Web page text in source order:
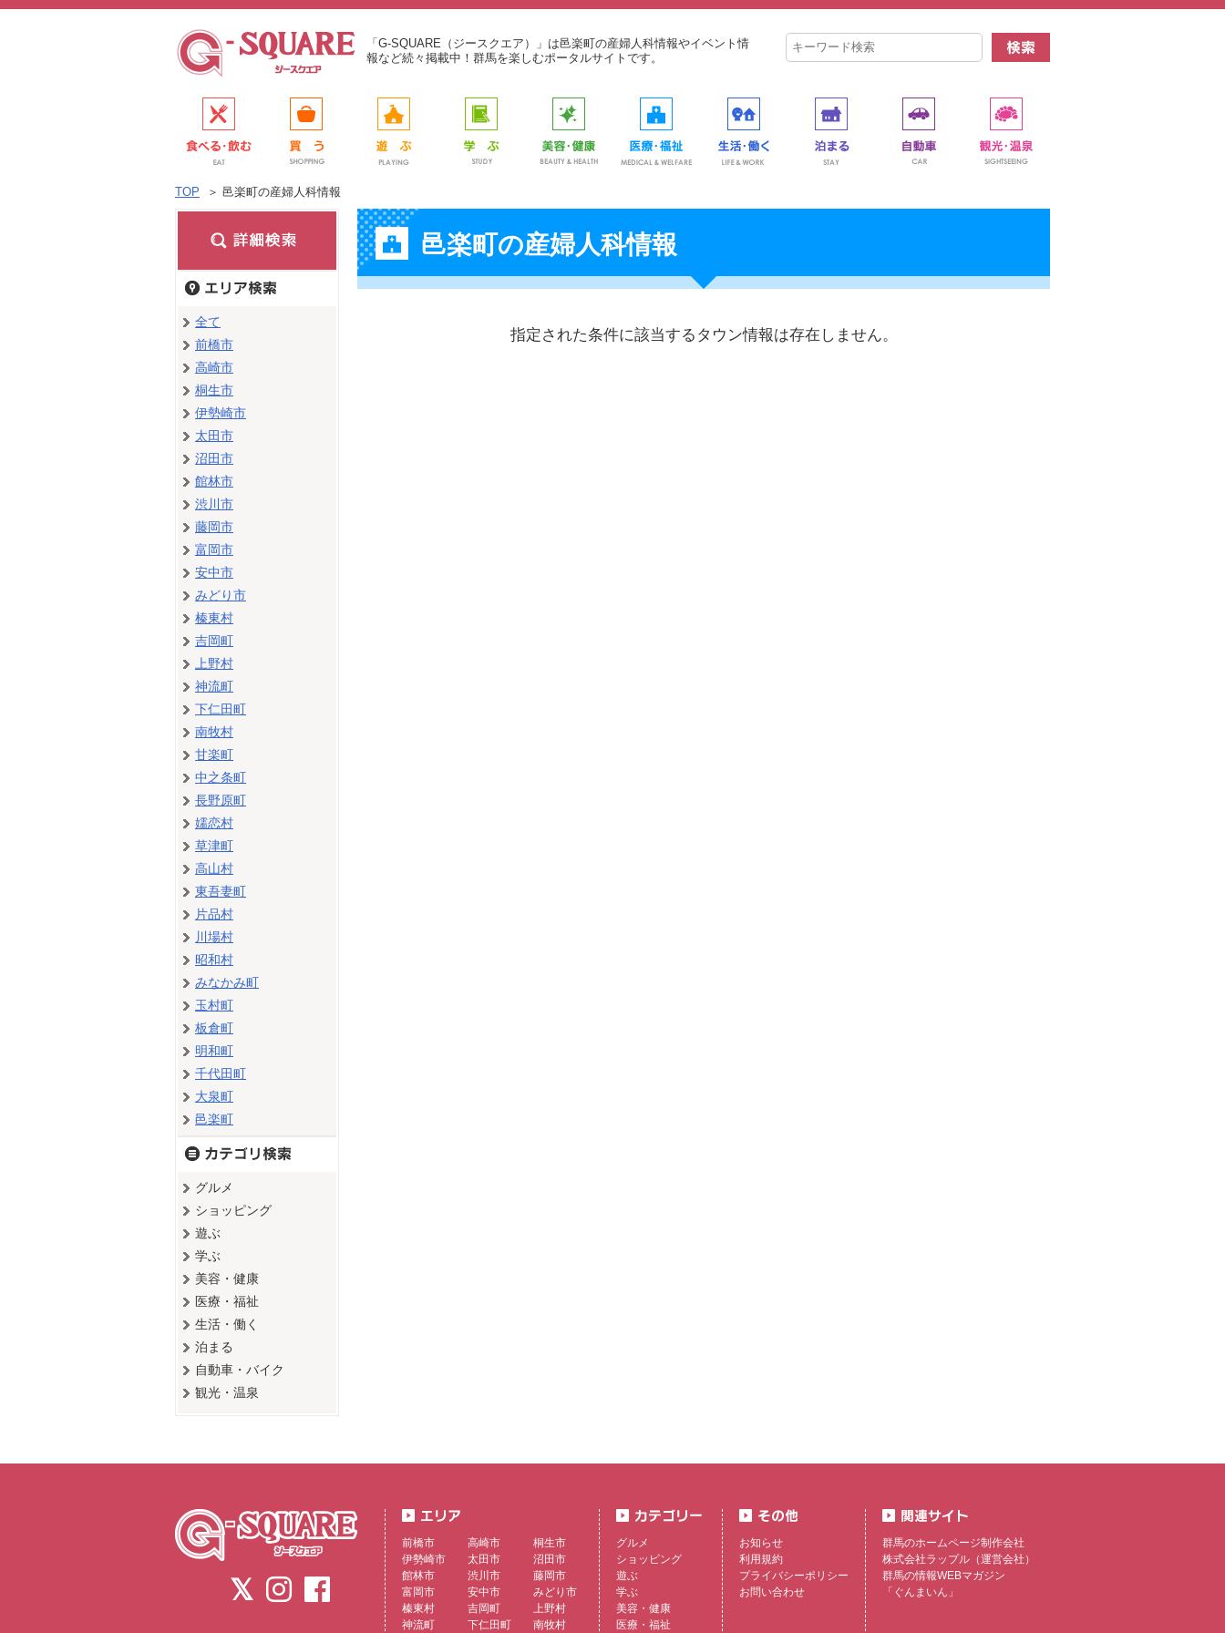
「G-SQUARE（ジースクエア）」は邑楽町の産婦人科情報やイベント情
報など続々掲載中！群馬を楽しむポータルサイトです。
TOP ＞ 邑楽町の産婦人科情報
邑楽町の産婦人科情報
指定された条件に該当するタウン情報は存在しません。
全て
前橋市
高崎市
桐生市
伊勢崎市
太田市
沼田市
館林市
渋川市
藤岡市
富岡市
安中市
みどり市
榛東村
吉岡町
上野村
神流町
下仁田町
南牧村
甘楽町
中之条町
長野原町
嬬恋村
草津町
高山村
東吾妻町
片品村
川場村
昭和村
みなかみ町
玉村町
板倉町
明和町
千代田町
大泉町
邑楽町
グルメ
ショッピング
遊ぶ
学ぶ
美容・健康
医療・福祉
生活・働く
泊まる
自動車・バイク
観光・温泉
前橋市 高崎市
桐生市
伊勢崎市
太田市
沼田市
館林市
渋川市
藤岡市
富岡市
安中市
みどり市
榛東村
吉岡町
上野村
神流町
下仁田町 南牧村
グルメ
ショッピング
遊ぶ
学ぶ
美容・健康
医療・福祉
お知らせ
利用規約
プライバシーポリシー
お問い合わせ
群馬のホームページ制作会社
株式会社ラップル （運営会社）
群馬の情報WEBマガジン
「ぐんまいん」